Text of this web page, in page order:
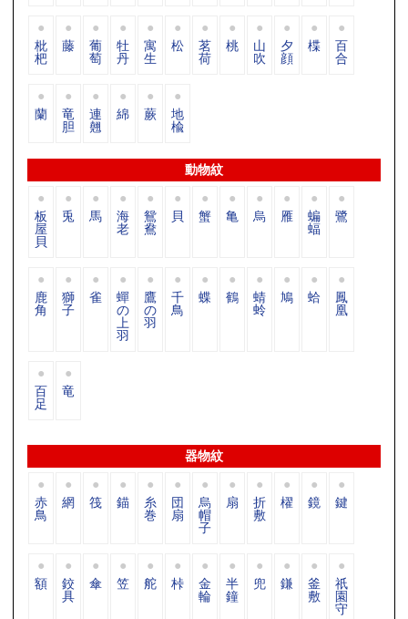
枇
杷
藤 葡
萄
牡
丹
寓
生
松 茗
荷
桃 山
吹
夕
顔
楪 百
合
蘭 竜
胆
連
翹
綿 蕨 地
楡
動物紋
板
屋
貝
兎 馬 海
老
鴛
鴦
貝 蟹 亀 烏 雁 蝙
蝠
鷺
鹿
角
獅
子
雀 蟬
の
上
羽
鷹
の
羽
千
鳥
蝶 鶴 蜻
蛉
鳩 蛤 鳳
凰
百
足
竜
器物紋
赤
鳥
網 筏 錨 糸
巻
団
扇
烏
帽
子
扇 折
敷
櫂 鏡 鍵
額 鉸
具
傘 笠 舵 桛 金
輪
半
鐘
兜 鎌 釜
敷
祇
園
守